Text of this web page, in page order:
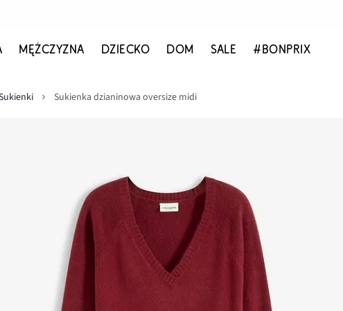
MĘŻCZYZNA DZIECKO DOM SALE #BONPRIX
Sukienka dzianinowa oversize midi